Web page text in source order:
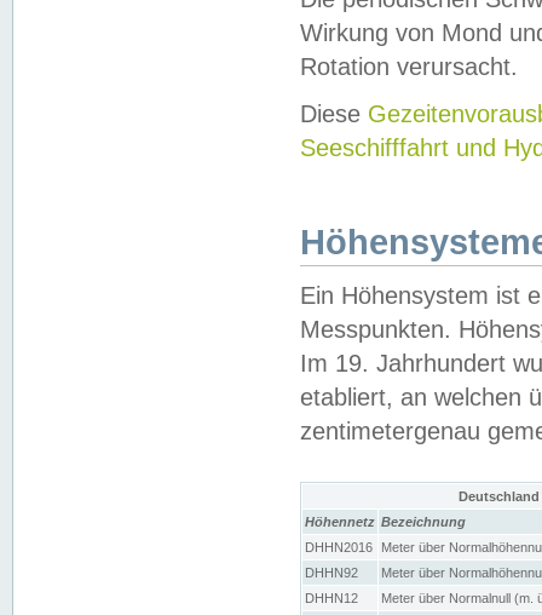
Wirkung von Mond
Rotation verursacht.
Diese
Seeschifffahrt und
Ein Höhensystem ist
Messpunkten.
Im 19. Jahrhundert
etabliert, an welchen
zentimetergenau
Höhennetz Bezeichnung
DHHN2016
Meter über
DHHN92
Meter über
DHHN12
Meter über Normalnull (m.